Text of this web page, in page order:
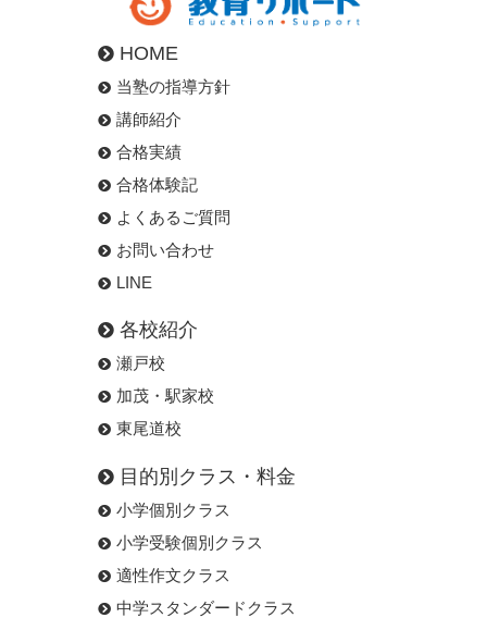
HOME
当塾の指導方針
講師紹介
合格実績
合格体験記
よくあるご質問
お問い合わせ
LINE
各校紹介
瀬戸校
加茂・駅家校
東尾道校
目的別クラス・料金
小学個別クラス
小学受験個別クラス
適性作文クラス
中学スタンダードクラス